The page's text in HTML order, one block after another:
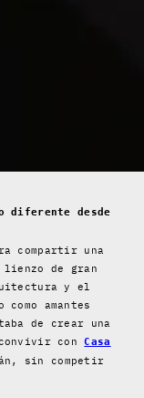
diferente desde
compartir una
de gran
y el
amantes
de crear una
convivir conCasa
sin competir